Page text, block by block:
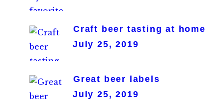
Craft beer tasting at home
July 25, 2019
Great beer labels
July 25, 2019